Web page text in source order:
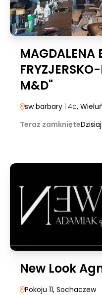
MAGDALENA
M&D"
sw barbary | 4c,
Teraz zamknięteDzisiaj:
New Look
Pokoju 11, Sochaczew